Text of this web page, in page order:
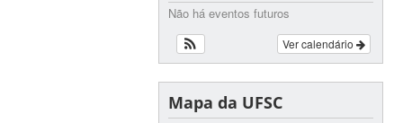
Não há eventos futuros
Ver calendário
Mapa da UFSC